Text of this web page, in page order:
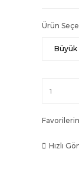
Ürün
Büyük
Hızlı